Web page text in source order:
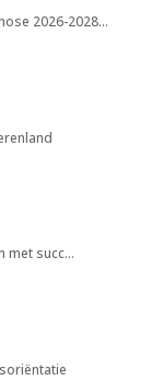
2026-2028…
met succ…